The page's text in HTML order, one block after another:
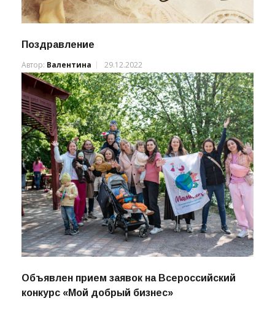
Поздравление
Автор: Валентина 29.12.2022
Объявлен прием заявок на Всероссийский
конкурс «Мой добрый бизнес»